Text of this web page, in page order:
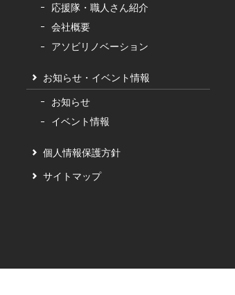
相
談
応援隊・職人さん紹介
会社概要
アソビリノベーション
お知らせ・イベント情報
お知らせ
イベント情報
個人情報保護方針
サイトマップ